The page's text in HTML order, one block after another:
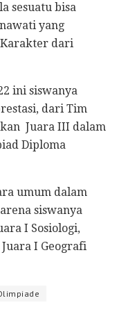
sesuatu bisa
yang
Karakter dari
ini siswanya
dari Tim
Juara III dalam
Diploma
umum dalam
siswanya
I Sosiologi,
I Geografi